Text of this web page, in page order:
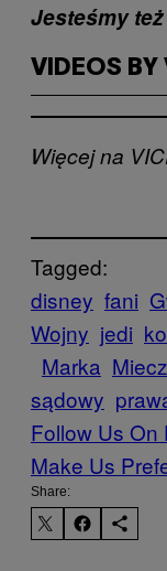
Jesteśmy
VIDEOS BY
Więcej na
Tagged:
disney fani
Wojny jedi
Marka
sądowy
Follow Us On
Make Us
Share: